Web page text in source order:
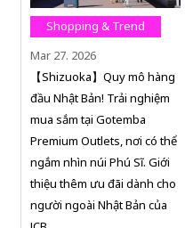
Shopping & Trend
Mar 27. 2026
【Shizuoka】Quy mô hàng
đầu Nhật Bản! Trải nghiệm
mua sắm tại Gotemba
Premium Outlets, nơi có thể
ngắm nhìn núi Phú Sĩ. Giới
thiệu thêm ưu đãi dành cho
người ngoài Nhật Bản của